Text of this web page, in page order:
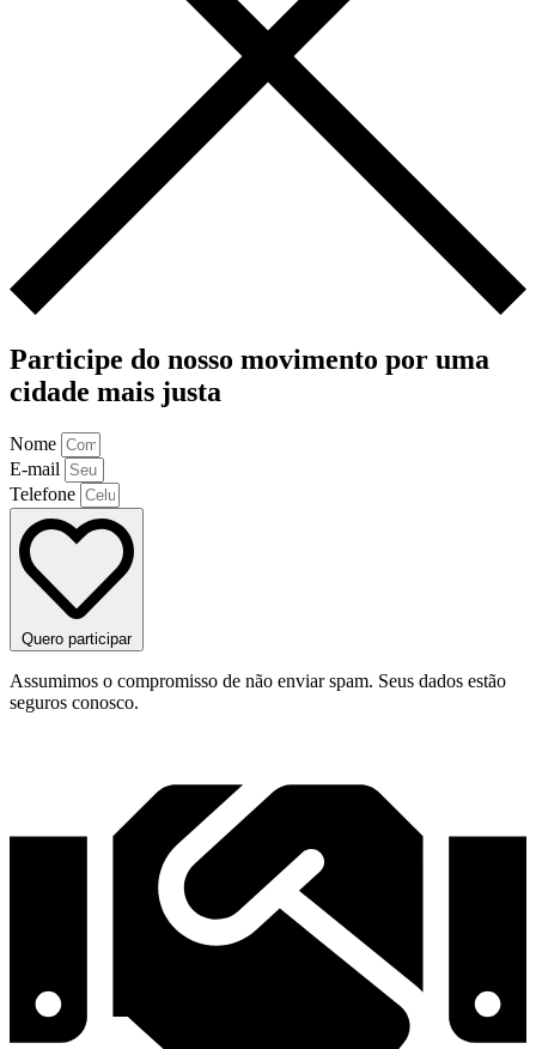
Participe do nosso movimento por uma
cidade mais justa
Nome
E-mail
Telefone
Quero participar
Assumimos o compromisso de não enviar spam. Seus dados estão
seguros conosco.